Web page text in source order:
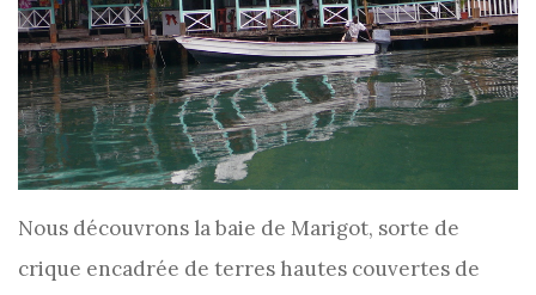
Nous découvrons la baie de Marigot, sorte de
crique encadrée de terres hautes couvertes de